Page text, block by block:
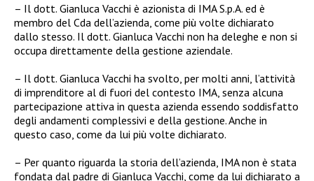
– Il dott. Gianluca Vacchi è azionista di IMA S.p.A. ed è
membro del Cda dell’azienda, come più volte dichiarato
dallo stesso. Il dott. Gianluca Vacchi non ha deleghe e non si
occupa direttamente della gestione aziendale.
– Il dott. Gianluca Vacchi ha svolto, per molti anni, l’attività
di imprenditore al di fuori del contesto IMA, senza alcuna
partecipazione attiva in questa azienda essendo soddisfatto
degli andamenti complessivi e della gestione. Anche in
questo caso, come da lui più volte dichiarato.
– Per quanto riguarda la storia dell’azienda, IMA non è stata
fondata dal padre di Gianluca Vacchi, come da lui dichiarato a